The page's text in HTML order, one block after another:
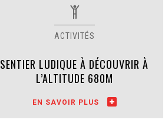
SENTIER LUDIQUE À DÉCOUVRIR À
L’ALTITUDE 680M
EN SAVOIR PLUS